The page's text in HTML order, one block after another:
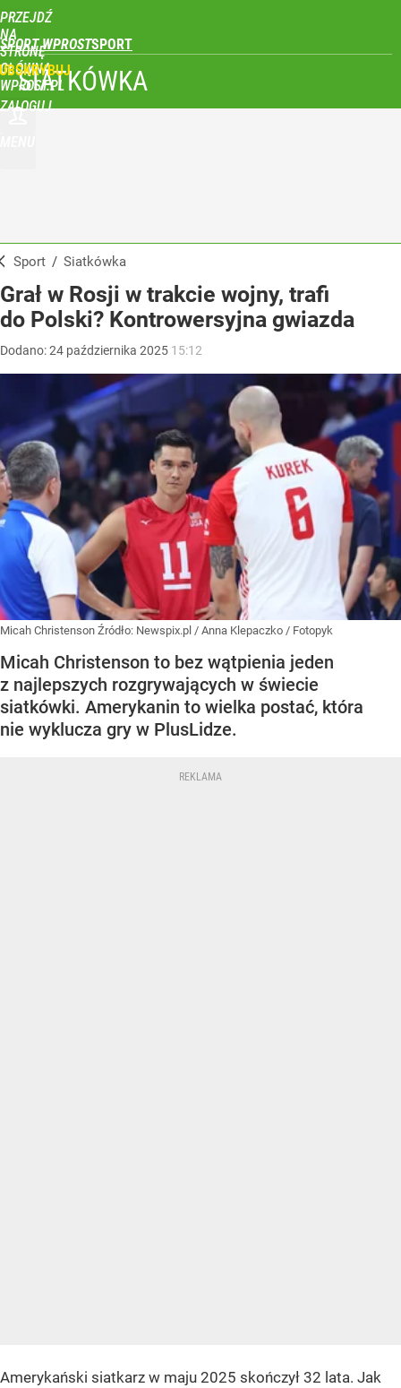
PRZEJDŹ
NA
STRONĘ
GŁÓWNĄ
WPROST.PL
SPORT WPROST
ZALOGUJ
SIATKÓWKA
Sport / Siatkówka
Grał w Rosji w trakcie wojny, trafi
do Polski? Kontrowersyjna gwiazda
Dodano:24 października 2025 15:12
Micah Christenson Źródło: Newspix.pl / Anna Klepaczko / Fotopyk
Micah Christenson to bez wątpienia jeden
z najlepszych rozgrywających w świecie
siatkówki. Amerykanin to wielka postać, która
nie wyklucza gry w PlusLidze.
Amerykański siatkarz w maju 2025 skończył 32 lata. Jak